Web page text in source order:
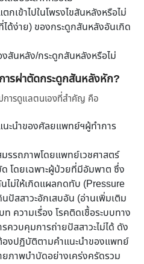
เข้าไปในโพรงไขสันหลังหรือไม่
ด้ง่าย) ของกระดูกสันหลังอันเกิด
สันหลัง/กระดูกสันหลังหรือไม่
ารผ่าตัดกระดูกสันหลังหัก?
การดูแลตนเองที่สำคัญ คือ
ะนำของศัลยแพทย์ฯผู้ทำการ
รรถภาพโดยแพทย์เวชศาสตร์
โดยเฉพาะผู้ป่วยที่มีอัมพาต ซึ่ง
ไม่ให้เกิดแผลกดทับ (Pressure
นปัสสาวะอักเสบอัน (อ่านเพิ่มเติม
ท ความเรื่อง โรคติดเชื้อระบบทาง
ควบคุมการถ่ายปัสสาวะไม่ได้ ดัง
งปฏิบัติตามคำแนะนำของแพทย์
ภาพบำบัดอย่างเคร่งครัดรวม